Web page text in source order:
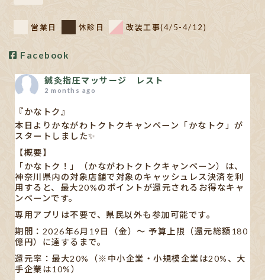
営業日 休診日 改装工事(4/5-4/12)
Facebook
鍼灸指圧マッサージ レスト
2 months ago
『かなトク』
本日よりかながわトクトクキャンペーン「かなトク」が
スタートしました✨
【概要】
「かなトク！」（かながわトクトクキャンペーン）は、
神奈川県内の対象店舗で対象のキャッシュレス決済を利
用すると、最大20%のポイントが還元されるお得なキャ
ンペーンです。
専用アプリは不要で、県民以外も参加可能です。
期間：2026年6月19日（金）〜 予算上限（還元総額180
億円）に達するまで。
還元率：最大20%（※中小企業・小規模企業は20%、大
手企業は10%）